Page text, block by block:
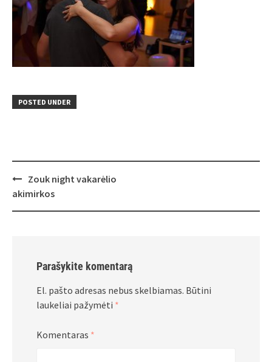
POSTED UNDER
Post
navigation
Zouk night vakarėlio
akimirkos
Parašykite komentarą
El. pašto adresas nebus skelbiamas. Būtini
laukeliai pažymėti *
Komentaras *